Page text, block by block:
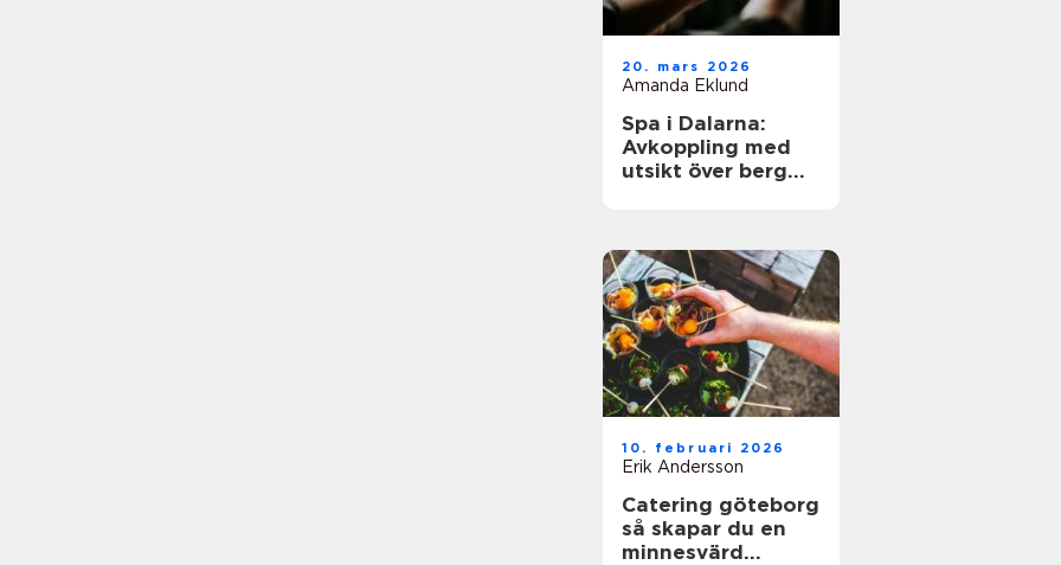
20. mars 2026
Amanda Eklund
Spa i Dalarna:
Avkoppling med
utsikt över berg
10. februari 2026
Erik Andersson
Catering göteborg
så skapar du en
minnesvärd